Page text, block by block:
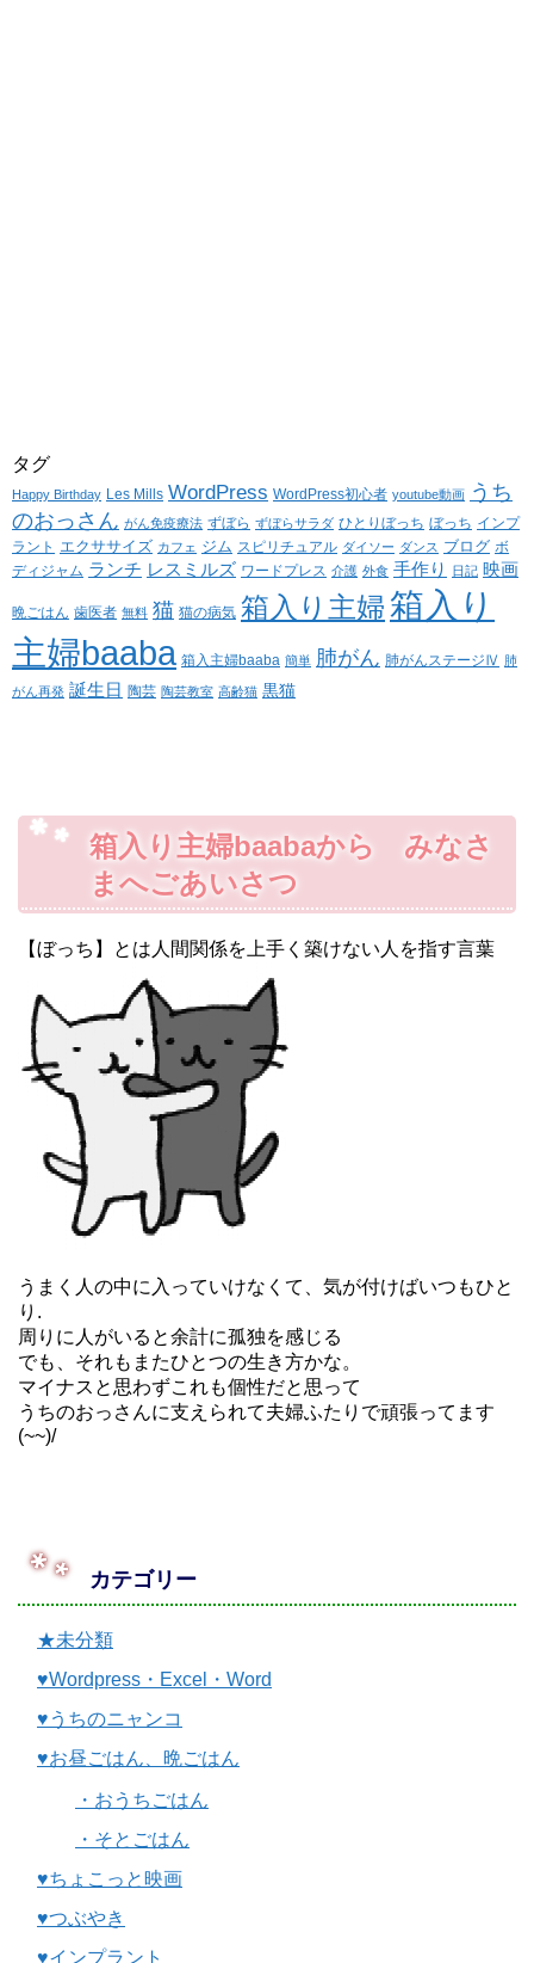
タグ
Happy Birthday Les Mills WordPress WordPress初心者 youtube動画 うち
のおっさん がん免疫療法 ずぼら ずぼらサラダ ひとりぼっち ぼっち インプ
ラント エクササイズ カフェ ジム スピリチュアル ダイソー ダンス ブログ ボ
ディジャム ランチ レスミルズ ワードプレス 介護 外食 手作り 日記 映画
晩ごはん 歯医者 無料 猫 猫の病気 箱入り主婦箱入り
主婦baaba 箱入主婦baaba 簡単 肺がん 肺がんステージⅣ 肺
がん再発 誕生日 陶芸 陶芸教室 高齢猫 黒猫
箱入り主婦baabaから みなさ
まへごあいさつ
【ぼっち】とは人間関係を上手く築けない人を指す言葉
うまく人の中に入っていけなくて、気が付けばいつもひと
り.
周りに人がいると余計に孤独を感じる
でも、それもまたひとつの生き方かな。
マイナスと思わずこれも個性だと思って
うちのおっさんに支えられて夫婦ふたりで頑張ってます
(~~)/
カテゴリー
★未分類
♥Wordpress・Excel・Word
♥うちのニャンコ
♥お昼ごはん、晩ごはん
・おうちごはん
・そとごはん
♥ちょこっと映画
♥つぶやき
♥インプラント